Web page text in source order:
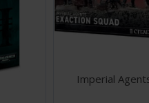
Imperial